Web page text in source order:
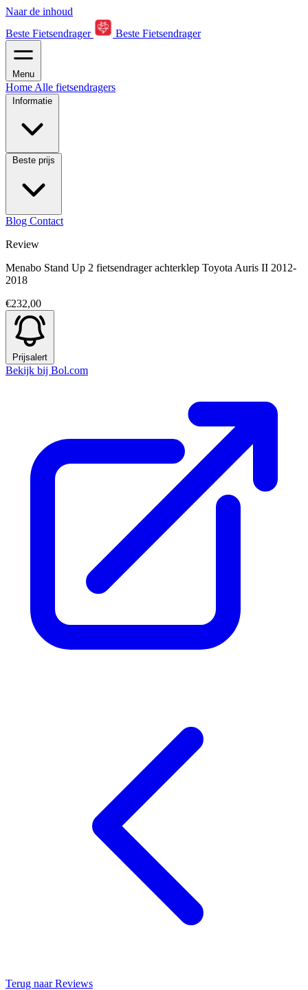
Naar de inhoud
Beste Fietsendrager
Beste Fietsendrager
Menu
Home Alle fietsendragers
Informatie
Beste prijs
Blog Contact
Review
Menabo Stand Up 2 fietsendrager achterklep Toyota Auris II 2012-
2018
€232,00
Prijsalert
Bekijk bij Bol.com
Terug naar Reviews